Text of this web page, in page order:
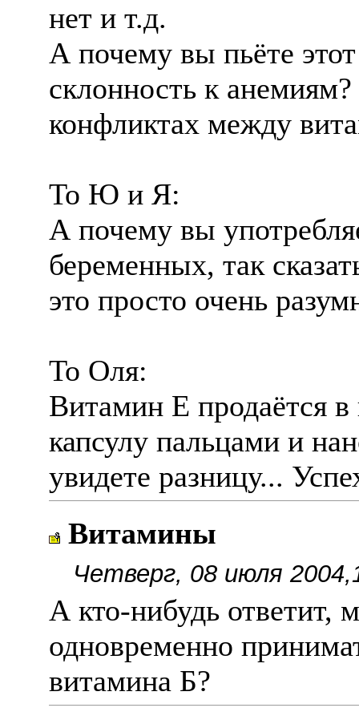
нет и т.д.
А почему вы пьëте
склонность к
конфликтах между
То Ю и Я:
А почему вы
беременных, так
это просто очень
То Оля:
Витамин Е продаëтся
капсулу пальцами и
увидете разницу...
Витамины
Четверг, 08 июля
А кто-нибудь ответит,
одновременно
витамина Б?